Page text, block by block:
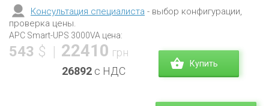
Консультация специалиста - выбор конфигурации,
проверка цены.
APC Smart-UPS 3000VA цена:
543 $ | 22410 грн
26892 с НДС
Купить